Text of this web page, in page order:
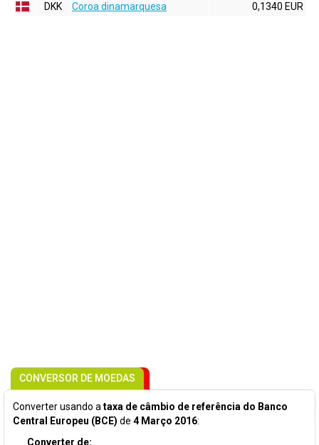
DKK
Coroa dinamarquesa 0,1340 EUR
CONVERSOR DE MOEDAS
Converter usando a taxa de câmbio de referência do Banco
Central Europeu (BCE) de 4 Março 2016:
Converter de: